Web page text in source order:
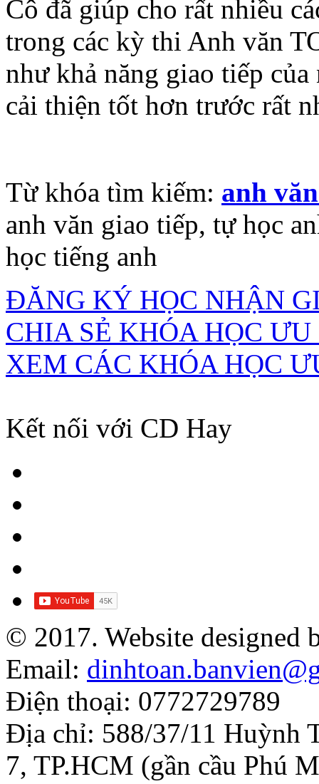
Cô đã giúp cho rất nhiều
trong các kỳ thi Anh văn
như khả năng giao tiếp
cải thiện tốt hơn trước rất
Từ khóa tìm kiếm: anh
anh văn giao tiếp, tự học
học tiếng anh
ĐĂNG KÝ HỌC NHẬN
CHIA SẺ KHÓA HỌC
XEM CÁC KHÓA HỌC
Kết nối với CD Hay
© 2017. Website designed
Email:
Điện thoại: 0772729789
Địa chỉ: 588/37/11 Huỳnh
7, TP.HCM (gần cầu Phú